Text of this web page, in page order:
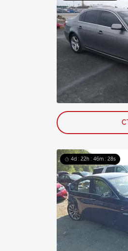
4d : 22h : 46m : 26s